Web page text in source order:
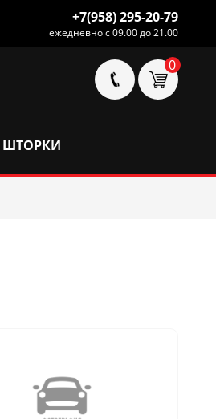
+7(958) 295-20-79
ежедневно с 09.00 до 21.00
0
ШТОРКИ